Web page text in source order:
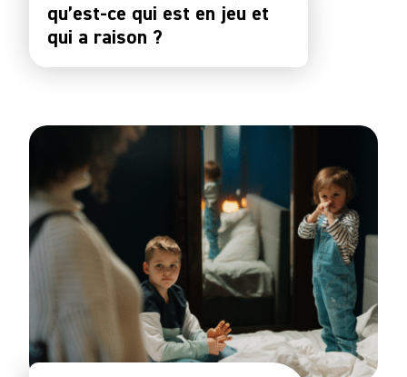
qu’est-ce qui est en jeu et
qui a raison ?